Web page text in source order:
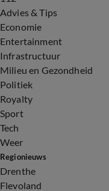
Advies & Tips
Economie
Entertainment
Infrastructuur
Milieu en Gezondheid
Politiek
Royalty
Sport
Tech
Weer
Regionieuws
Drenthe
Flevoland